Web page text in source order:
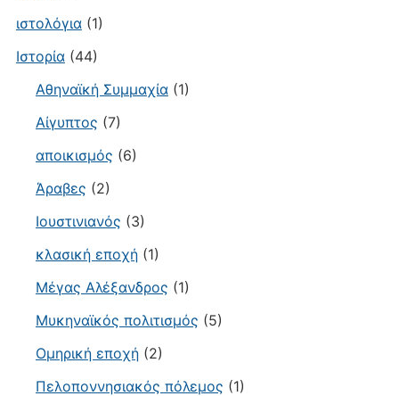
ιστολόγια(1)
Ιστορία(44)
Αθηναϊκή Συμμαχία(1)
Αίγυπτος (7)
αποικισμός (6)
Άραβες (2)
Ιουστινιανός (3)
κλασική εποχή(1)
Μέγας Αλέξανδρος (1)
Μυκηναϊκός πολιτισμός (5)
Ομηρική εποχή(2)
Πελοποννησιακός πόλεμος (1)